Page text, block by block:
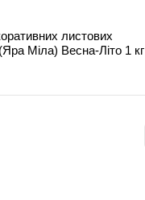
листових
Міла) Весна-Літо 1 кг